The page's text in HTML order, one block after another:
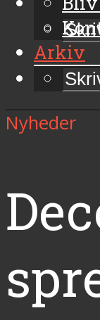
Arkiv
Nyheder